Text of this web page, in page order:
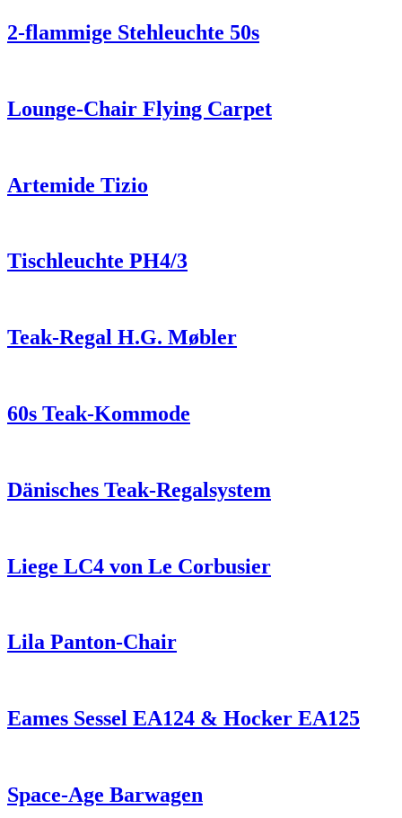
2-flammige Stehleuchte 50s
Lounge-Chair Flying Carpet
Artemide Tizio
Tischleuchte PH4/3
Teak-Regal H.G. Møbler
60s Teak-Kommode
Dänisches Teak-Regalsystem
Liege LC4 von Le Corbusier
Lila Panton-Chair
Eames Sessel EA124 & Hocker EA125
Space-Age Barwagen